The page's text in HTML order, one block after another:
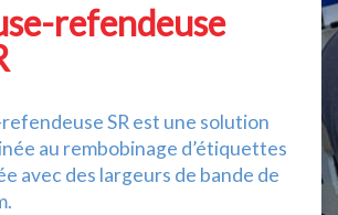
refendeuse
SR est une solution
au rembobinage d’étiquettes
avec des largeurs de bande de